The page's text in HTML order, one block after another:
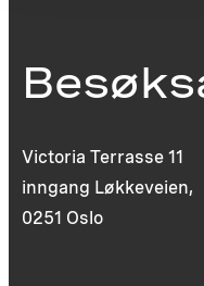
Victoria Terrasse 11
inngang Løkkeveien,
0251 Oslo